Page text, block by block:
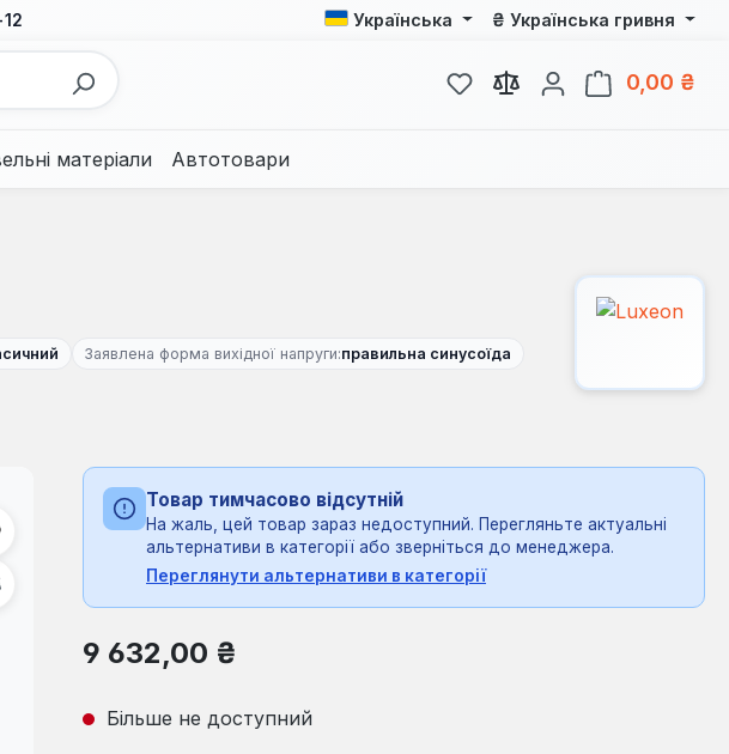
Українська ₴ Українська гривня
У вас є 0 у списку бажань
0,00 ₴
матеріали Автотовари
Заявлена форма вихідної напруги:правильна синусоїда
Товар тимчасово відсутній
На жаль, цей товар зараз недоступний. Перегляньте актуальні
альтернативи в категорії або зверніться до менеджера.
Переглянути альтернативи в категорії
Звичайна ціна:
9 632,00 ₴
Більше не доступний